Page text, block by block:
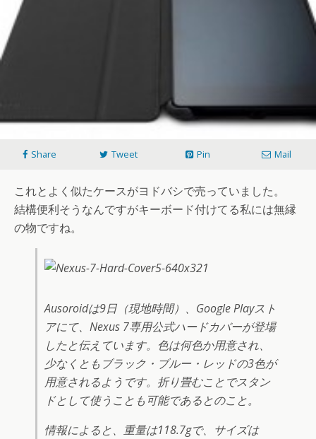
Share Tweet Pin Mail
これとよく似たケースがヨドバシで売っていました。
結構便利そうなんですがキーボード付けてる私には無縁
の物ですね。
Ausoroidは9日（現地時間）、Google Playスト
アにて、Nexus 7専用公式ハードカバーが登場
したと伝えています。色は何色か用意され、
少なくともブラック・ブルー・レッドの3色が
用意されるようです。折り畳むことでスタン
ドとして使うことも可能であるとのこと。
情報によると、重量は118.7gで、サイズは